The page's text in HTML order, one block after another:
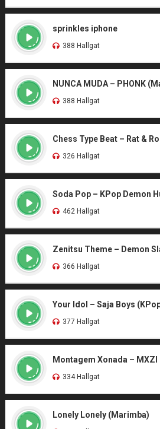
sprinkles iphone
388 Hallgat
NUNCA MUDA – PHONK
388 Hallgat
Chess Type Beat – Rat &
326 Hallgat
Soda Pop – KPop Demon
462 Hallgat
Zenitsu Theme – Demon
366 Hallgat
377 Hallgat
Montagem Xonada – MXZI
334 Hallgat
Lonely Lonely (Marimba)